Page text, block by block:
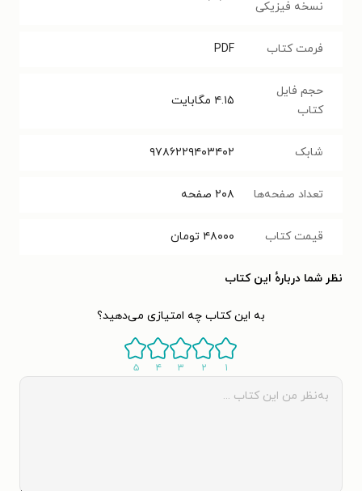
نسخه فیزیکی
فرمت کتاب PDF
حجم فایل
کتاب
۴.۱۵ مگابایت
شابک ۹۷۸۶۲۲۹۴۰۳۴۰۲
تعداد صفحه‌ها ۲۰۸ صفحه
قیمت کتاب ۴۸۰۰۰ تومان
نظر شما دربارهٔ این کتاب
به این کتاب چه امتیازی می‌دهید؟
۱ ۲ ۳ ۴ ۵